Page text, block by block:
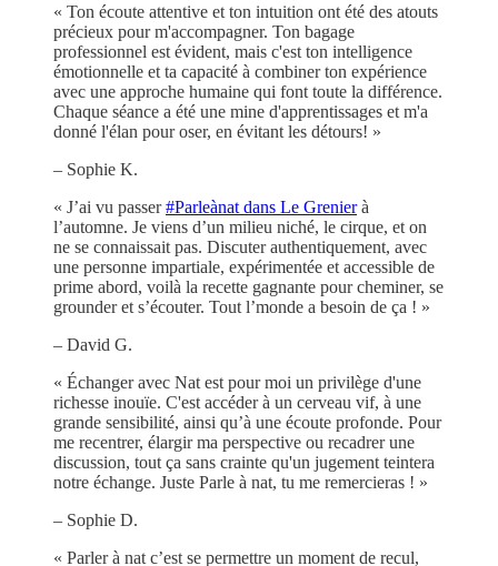
« Ton écoute attentive et ton intuition ont été des atouts
précieux pour m'accompagner. Ton bagage
professionnel est évident, mais c'est ton intelligence
émotionnelle et ta capacité à combiner ton expérience
avec une approche humaine qui font toute la différence.
Chaque séance a été une mine d'apprentissages et m'a
donné l'élan pour oser, en évitant les détours! »
– Sophie K.
« J’ai vu passer#Parleànat dans Le Grenierà
l’automne. Je viens d’un milieu niché, le cirque, et on
ne se connaissait pas. Discuter authentiquement, avec
une personne impartiale, expérimentée et accessible de
prime abord, voilà la recette gagnante pour cheminer, se
grounder et s’écouter. Tout l’monde a besoin de ça ! »
– David G.
« Échanger avec Nat est pour moi un privilège d'une
richesse inouïe. C'est accéder à un cerveau vif, à une
grande sensibilité, ainsi qu’à une écoute profonde. Pour
me recentrer, élargir ma perspective ou recadrer une
discussion, tout ça sans crainte qu'un jugement teintera
notre échange. Juste Parle à nat, tu me remercieras ! »
– Sophie D.
« Parler à nat c’est se permettre un moment de recul,